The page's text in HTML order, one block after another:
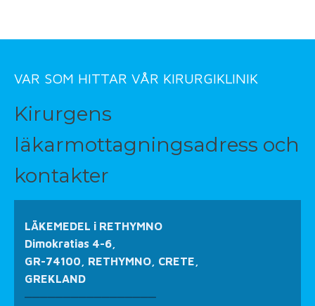
VAR SOM HITTAR VÅR KIRURGIKLINIK
Kirurgens
läkarmottagningsadress och
kontakter
LÄKEMEDEL i RETHYMNO
Dimokratias 4-6,
GR-74100, RETHYMNO, CRETE,
GREKLAND